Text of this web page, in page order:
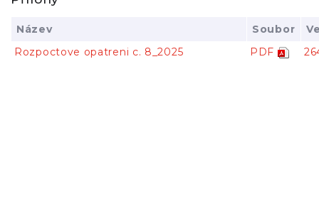
Název Soubor
Rozpoctove opatreni c. 8_2025
PDF